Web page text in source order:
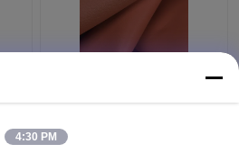
4:30 PM